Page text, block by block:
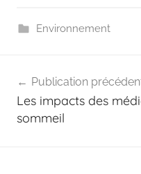
Environnement
de
l’article
Publication
Les impacts des
sommeil